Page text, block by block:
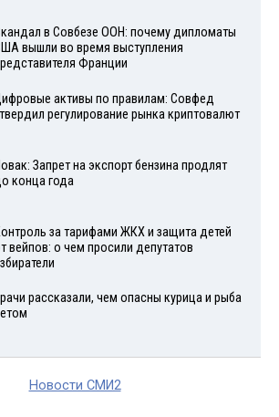
в Совбезе ООН: почему дипломаты
вышли во время выступления
Франции
активы по правилам: Совфед
регулирование рынка криптовалют
Запрет на экспорт бензина продлят
конца года
за тарифами ЖКХ и защита детей
вейпов: о чем просили депутатов
рассказали, чем опасны курица и рыба
Новости СМИ2